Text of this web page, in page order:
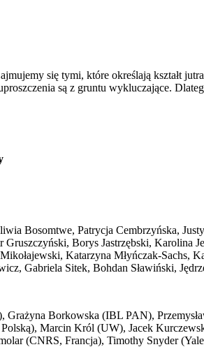
się tymi, które określają kształt
są z gruntu wykluczające.
Bosomtwe, Patrycja Cembrzyńska,
Gruszczyński, Borys Jastrzębski,
Katarzyna Młyńczak-Sachs,
Gabriela Sitek, Bohdan Sławiński,
Grażyna Borkowska (IBL PAN),
Marcin Król (UW), Jacek
(CNRS, Francja), Timothy Snyder